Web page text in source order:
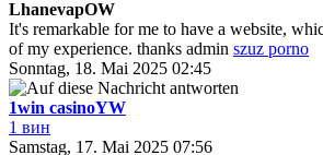
LhanevapOW
It's remarkable for me to have a website,
of my experience. thanks admin szuz porno
Sonntag, 18. Mai 2025 02:45
1win casinoYW
1 вин
Samstag, 17. Mai 2025 07:56